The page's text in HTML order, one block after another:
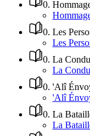
0.
0. Les
Les
0. La
La
0. 'Alî
'Alî
0. La
La